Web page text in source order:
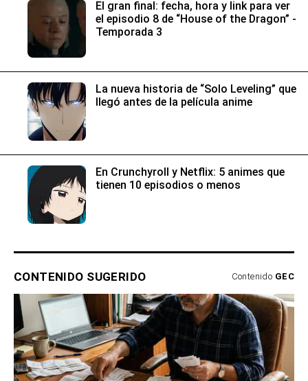
El gran final: fecha, hora y link para ver
el episodio 8 de “House of the Dragon” -
Temporada 3
La nueva historia de “Solo Leveling” que
llegó antes de la película anime
En Crunchyroll y Netflix: 5 animes que
tienen 10 episodios o menos
CONTENIDO SUGERIDO Contenido GEC